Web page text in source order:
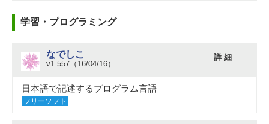
学習・プログラミング
なでしこ
v1.557（16/04/16）
詳 細
日本語で記述するプログラム言語
フリーソフト